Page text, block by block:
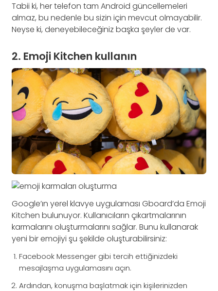
Tabii ki, her telefon tam Android güncellemeleri
almaz, bu nedenle bu sizin için mevcut olmayabilir.
Neyse ki, deneyebileceğiniz başka şeyler de var.
2. Emoji Kitchen kullanın
Google’ın yerel klavye uygulaması Gboard’da Emoji
Kitchen bulunuyor. Kullanıcıların çıkartmalarının
karmalarını oluşturmalarını sağlar. Bunu kullanarak
yeni bir emojiyi şu şekilde oluşturabilirsiniz:
Facebook Messenger gibi tercih ettiğinizdeki
mesajlaşma uygulamasını açın.
Ardından, konuşma başlatmak için kişilerinizden